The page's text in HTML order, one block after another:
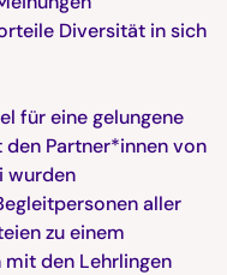
Diversität in sich
für eine gelungene
Partner*innen von
wurden
aller
zu einem
den Lehrlingen